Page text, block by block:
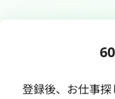
登録後、お仕事探